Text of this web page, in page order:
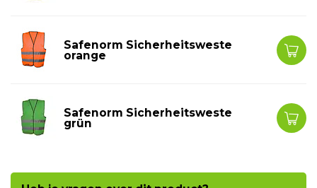
Safenorm Sicherheitsweste
orange
Safenorm Sicherheitsweste
grün